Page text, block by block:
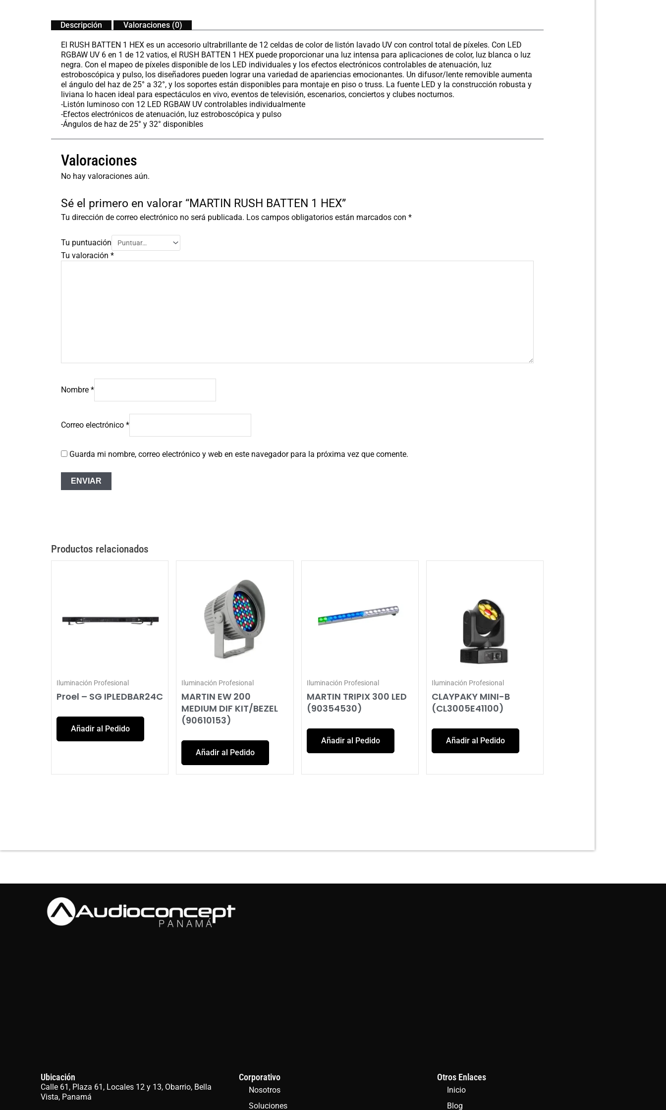
Descripción Valoraciones (0)
El RUSH BATTEN 1 HEX es un accesorio ultrabrillante de 12 celdas de color de listón lavado UV con control total de píxeles. Con LED
RGBAW UV 6 en 1 de 12 vatios, el RUSH BATTEN 1 HEX puede proporcionar una luz intensa para aplicaciones de color, luz blanca o luz
negra. Con el mapeo de píxeles disponible de los LED individuales y los efectos electrónicos controlables de atenuación, luz
estroboscópica y pulso, los diseñadores pueden lograr una variedad de apariencias emocionantes. Un difusor/lente removible aumenta
el ángulo del haz de 25° a 32°, y los soportes están disponibles para montaje en piso o truss. La fuente LED y la construcción robusta y
liviana lo hacen ideal para espectáculos en vivo, eventos de televisión, escenarios, conciertos y clubes nocturnos.
-Listón luminoso con 12 LED RGBAW UV controlables individualmente
-Efectos electrónicos de atenuación, luz estroboscópica y pulso
-Ángulos de haz de 25° y 32° disponibles
Valoraciones
No hay valoraciones aún.
Sé el primero en valorar “MARTIN RUSH BATTEN 1 HEX”
Tu dirección de correo electrónico no será publicada. Los campos obligatorios están marcados con *
Tu puntuación
Tu valoración *
Nombre *
Correo electrónico *
Guarda mi nombre, correo electrónico y web en este navegador para la próxima vez que comente.
Productos relacionados
Iluminación Profesional
Proel – SG IPLEDBAR24C
Añadir al Pedido
Iluminación Profesional
MARTIN EW 200
MEDIUM DIF KIT/BEZEL
(90610153)
Añadir al Pedido
Iluminación Profesional
MARTIN TRIPIX 300 LED
(90354530)
Añadir al Pedido
Iluminación Profesional
CLAYPAKY MINI-B
(CL3005E41100)
Añadir al Pedido
Ubicación
Calle 61, Plaza 61, Locales 12 y 13, Obarrio, Bella
Vista, Panamá
Corporativo
Nosotros
Soluciones
Otros Enlaces
Inicio
Blog